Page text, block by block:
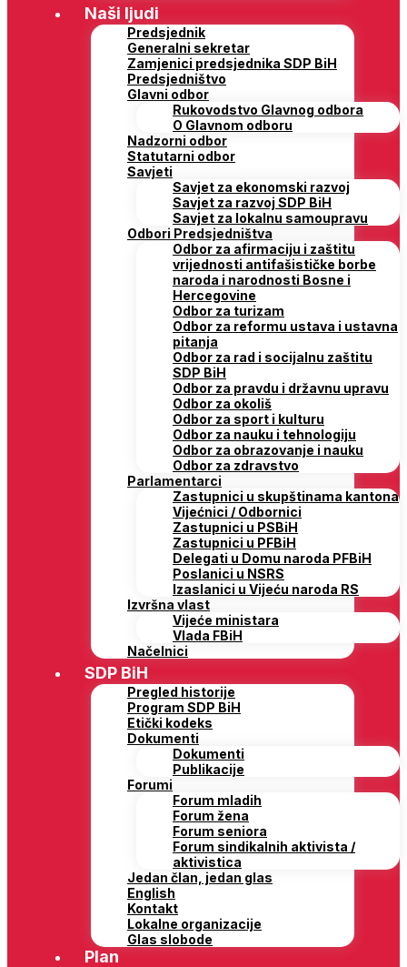
Naši ljudi
Predsjednik
Generalni sekretar
Zamjenici predsjednika SDP BiH
Predsjedništvo
Glavni odbor
Rukovodstvo Glavnog odbora
O Glavnom odboru
Nadzorni odbor
Statutarni odbor
Savjeti
Savjet za ekonomski razvoj
Savjet za razvoj SDP BiH
Savjet za lokalnu samoupravu
Odbori Predsjedništva
Odbor za afirmaciju i zaštitu
vrijednosti antifašističke borbe
naroda i narodnosti Bosne i
Hercegovine
Odbor za turizam
Odbor za reformu ustava i ustavna
pitanja
Odbor za rad i socijalnu zaštitu
SDP BiH
Odbor za pravdu i državnu upravu
Odbor za okoliš
Odbor za sport i kulturu
Odbor za nauku i tehnologiju
Odbor za obrazovanje i nauku
Odbor za zdravstvo
Parlamentarci
Zastupnici u skupštinama kantona
Vijećnici / Odbornici
Zastupnici u PSBiH
Zastupnici u PFBiH
Delegati u Domu naroda PFBiH
Poslanici u NSRS
Izaslanici u Vijeću naroda RS
Izvršna vlast
Vijeće ministara
Vlada FBiH
Načelnici
SDP BiH
Pregled historije
Program SDP BiH
Etički kodeks
Dokumenti
Dokumenti
Publikacije
Forumi
Forum mladih
Forum žena
Forum seniora
Forum sindikalnih aktivista /
aktivistica
Jedan član, jedan glas
English
Kontakt
Lokalne organizacije
Glas slobode
Plan